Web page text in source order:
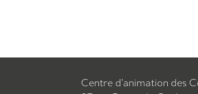
Centre d’animation des